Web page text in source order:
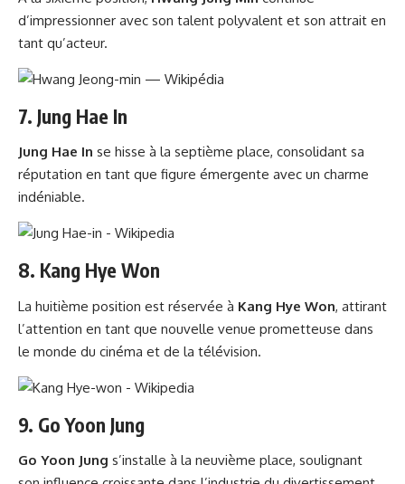
d’impressionner avec son talent polyvalent et son attrait en
tant qu’acteur.
7. Jung Hae In
Jung Hae In se hisse à la septième place, consolidant sa
réputation en tant que figure émergente avec un charme
indéniable.
8. Kang Hye Won
La huitième position est réservée à Kang Hye Won, attirant
l’attention en tant que nouvelle venue prometteuse dans
le monde du cinéma et de la télévision.
9. Go Yoon Jung
Go Yoon Jung s’installe à la neuvième place, soulignant